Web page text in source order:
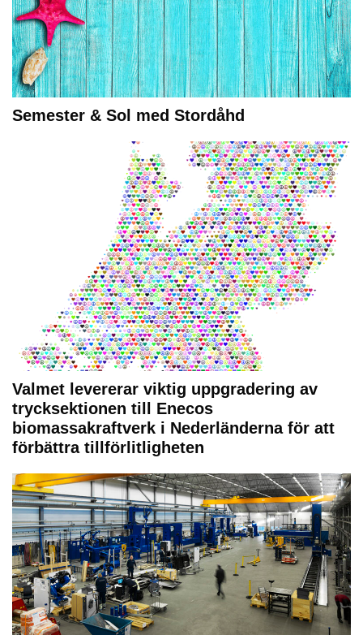
Semester & Sol med Stordåhd
Valmet levererar viktig uppgradering av
trycksektionen till Enecos
biomassakraftverk i Nederländerna för att
förbättra tillförlitligheten